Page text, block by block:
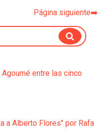
Página siguiente➡️
entre las cinco
a Alberto Flores" por Rafa